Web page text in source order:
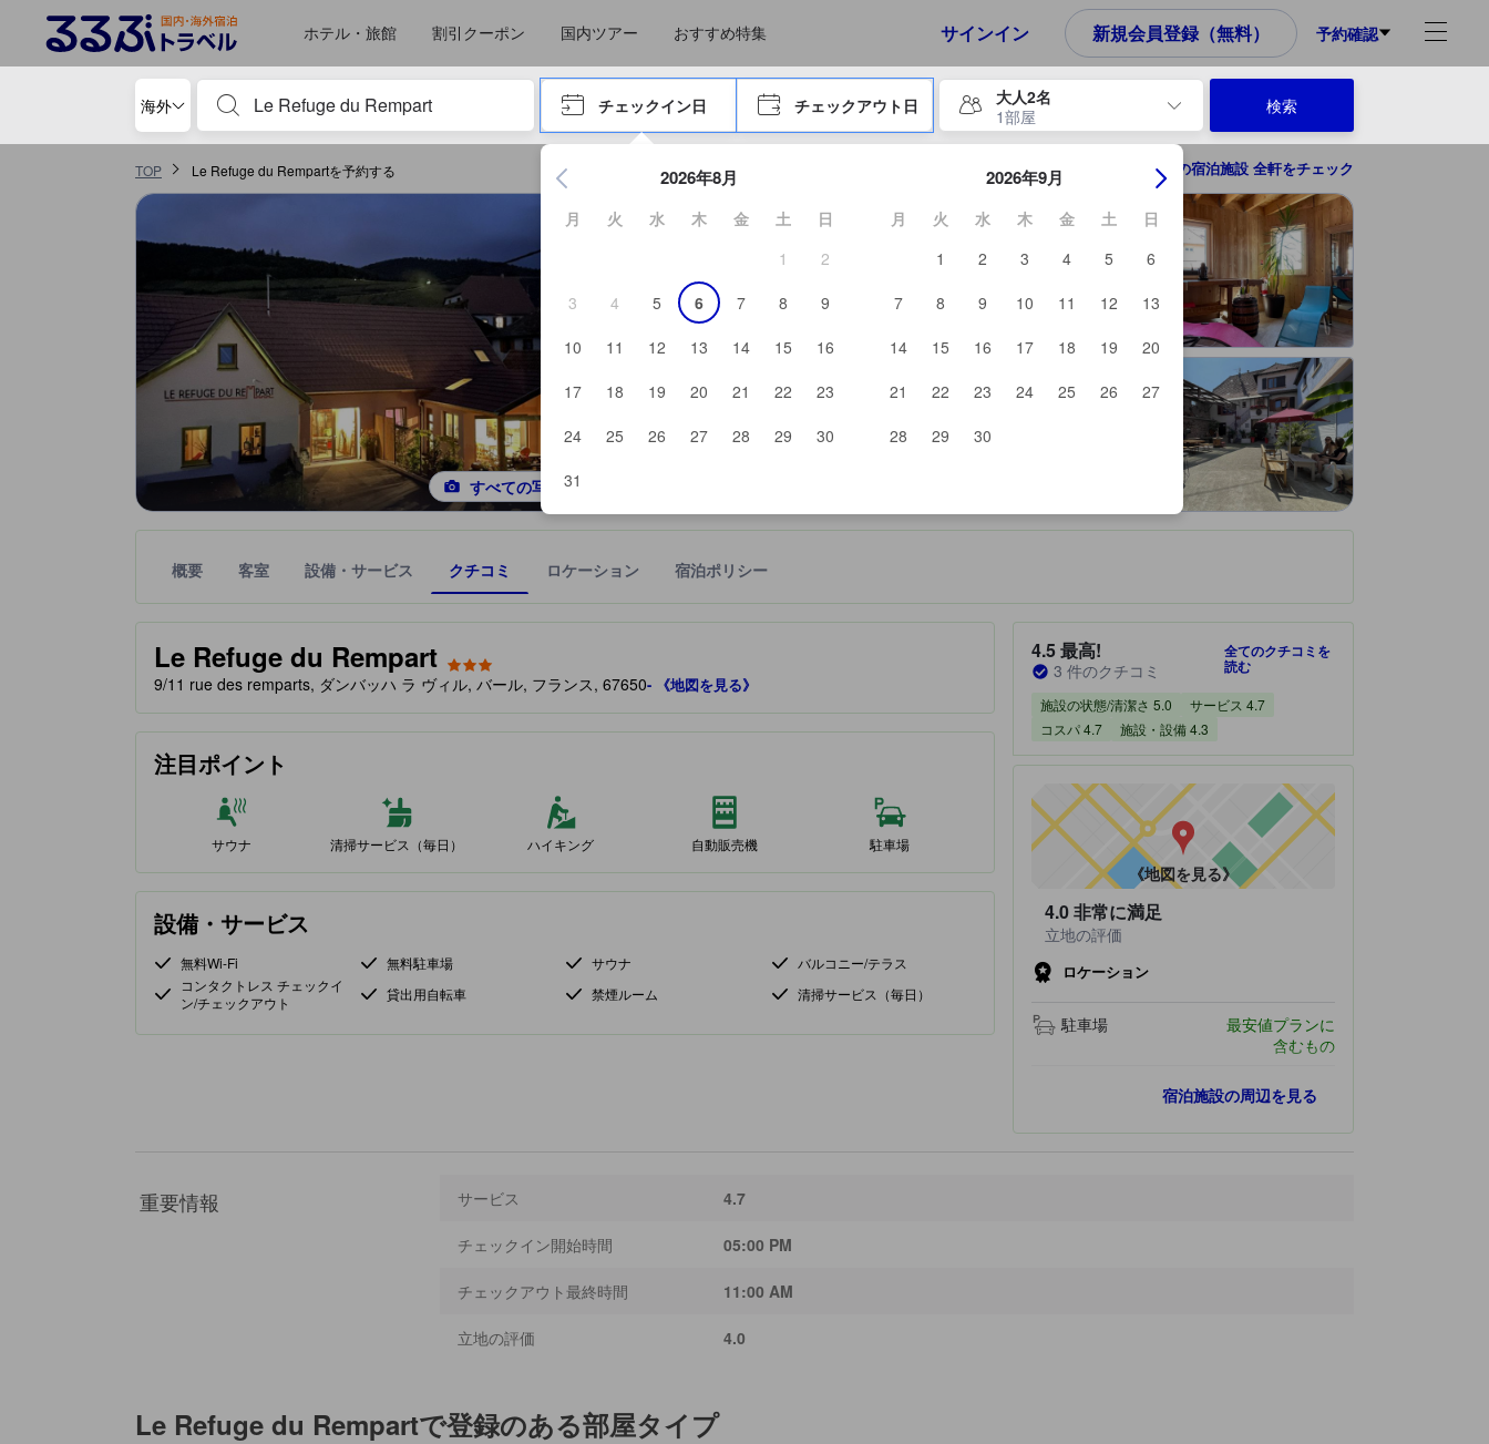
ホテル・旅館 割引クーポン 国内ツアー おすすめ特集 サインイン 新規会員登録（無料） 予約確認
海外
宿泊施設名やキーワードを入力し、矢印キーやタブキーで進み、エンターキーを押して内容を確定して、検索します。
チェックイン日 チェックアウト日
大人2名
1部屋
エンターキーを押して日付選択画面の操作を開始します。方向キーを使用して、チェックイン日とチェックアウト日を移動します。
2026年8月
月 火 水 木 金 土
日
1
2
3
4 5 6 7 8
9
10
11 12 13 14 15
16
17
18 19 20 21 22
23
24
25 26 27 28 29
30
31
2026年9月
月 火 水 木 金 土
日
1
2 3 4 5
6
7
8 9 10 11 12
13
14
15 16 17 18 19
20
21
22 23 24 25 26
27
28
29 30
検索
TOP Le Refuge du Rempartを予約する バールの宿泊施設 全軒をチェック
すべての写真を見る
概要 客室 設備・サービス クチコミ ロケーション 宿泊ポリシー
Le Refuge du Rempart
星評価、最高5の内3
tooltip
星評価は、提携サイトから受け取った情報であり、宿泊施設に備わっていると予測される快適さや客室のレベルを示すものです。
9/11 rue des remparts, ダンバッハ ラ ヴィル, バール, フランス, 67650- 《地図を見る》
注目ポイント
サウナ 清掃サービス（毎日） ハイキング 自動販売機 駐車場
設備・サービス
無料Wi-Fi 無料駐車場 サウナ
バルコニー/テラス
コンタクトレス チェックイ
ン/チェックアウト
貸出用自転車 禁煙ルーム 清掃サービス（毎日）
宿泊施設のクチコミスコア：4.5 / 5 最高! 3 件のクチコミ
4.5最高!
3 件のクチコミ
全てのクチコミを
読む
施設の状態/清潔さ 5.0
サービス 4.7
コスパ 4.7
施設・設備 4.3
《地図を見る》
4.0非常に満足
立地の評価
ロケーション
駐車場
最安値プランに
含むもの
宿泊施設の周辺を見る
重要情報 サービス 4.7
チェックイン開始時間 05:00 PM
チェックアウト最終時間 11:00 AM
立地の評価 4.0
Le Refuge du Rempartで登録のある部屋タイプ
るるぶトラベルに掲載されているクチコミは実際に予約をし、宿泊を終えたゲストから提供されています。実際の経験に基づいた内容であるため、これから宿泊選びをされるユーザーにとっても参考となる信頼で